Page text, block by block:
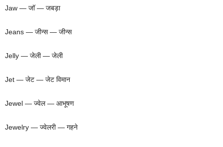
Jaw — जॉ — जबड़ा
Jeans — जीन्स — जीन्स
Jelly — जेली — जेली
Jet — जेट — जेट विमान
Jewel — ज्वेल — आभूषण
Jewelry — ज्वेलरी — गहने